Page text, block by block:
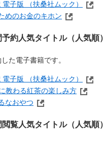
子版 （扶桑社ムック）
めのお金のキホン
約人気タイトル（人気順）
た電子書籍です。
子版 （扶桑社ムック）
教わる紅茶の楽しみ方
なおやつ
覧人気タイトル（人気順）